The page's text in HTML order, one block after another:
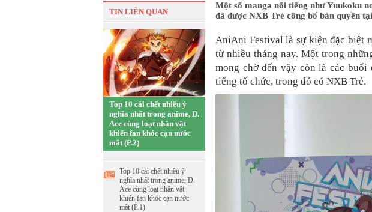
TIN LIÊN QUAN
Top 10 cái chết nhiều ý
nghĩa nhất trong anime, D.
Ace cùng loạt nhân vật
khiến fan khóc cạn nước
mắt (P.2)
Top 10 cái chết nhiều ý
nghĩa nhất trong anime, D.
Ace cùng loạt nhân vật
khiến fan khóc cạn nước
mắt (P.1)
Một số manga nổi tiếng như Yuukoku
đã được NXB Trẻ công bố bản quyền
AniAni Festival là sự kiện đặc biệt
từ nhiều tháng nay. Một trong
mong chờ đến vậy còn là các
tiếng tổ chức, trong đó có NXB Trẻ.